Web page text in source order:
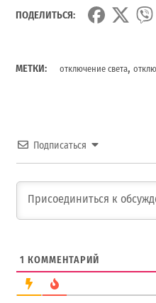
ПОДЕЛИТЬСЯ:
МЕТКИ: отключение света,
Подписаться
1 КОММЕНТАРИЙ